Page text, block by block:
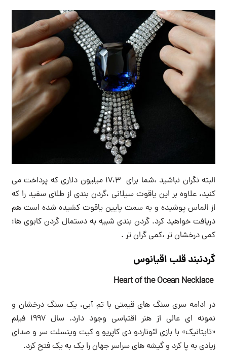
البته نگران نباشید ،شما برای ۱۷،۳ میلیون دلاری که پرداخت می
کنید، علاوه بر این یاقوت سیلانی ،گردن بندی از طلای سفید را که
از الماس پوشیده و به سمت پایین یاقوت کشیده شده است هم
دریافت خواهید کرد. گردن بندی شبیه به دستمال گردن کابوی ها؛
کمی درخشان تر ،کمی گران تر .
گردنبند قلب اقیانوس
Heart of the Ocean Necklace
در ادامه سری سنگ های قیمتی با تم آبی، یک سنگ درخشان و
نمونه ای عالی از هنر اقتباسی وجود دارد. سال ۱۹۹۷ فیلم
«تایتانیک» با بازی لئوناردو دی کاپریو و کیت وینسلت سر و صدای
زیادی به پا کرد و گیشه های سراسر جهان را یک به یک فتح کرد.